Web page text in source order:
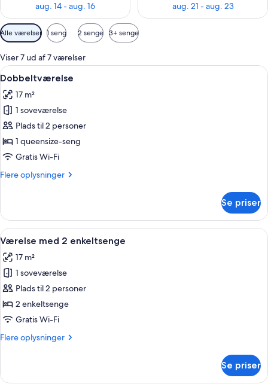
aug. 14 - aug. 16
aug. 21 - aug. 23
Tilgængelige
filtre
for
værelser
Alle værelser 1 seng 2 senge 3+ senge
Viser 7 ud af 7 værelser
Indlæs
alle
billeder
af
Dobbeltværelse
En pænt redt seng med et hvidt
17
Dobbeltværelse
17 m²
1 soveværelse
Plads til 2 personer
1 queensize-seng
Gratis Wi-Fi
Flere oplysninger
Flere
Se priser
Indlæs
alle
billeder
af
Værelse
med
2
Et hotelværelse med en stor seng,
8
Værelse med 2 enkeltsenge
17 m²
1 soveværelse
Plads til 2 personer
2 enkeltsenge
Gratis Wi-Fi
Flere oplysninger
Flere
med
Se priser